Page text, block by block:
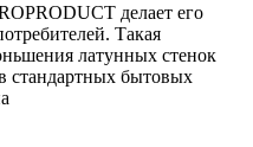
делает его
Такая
латунных стенок
стандартных бытовых